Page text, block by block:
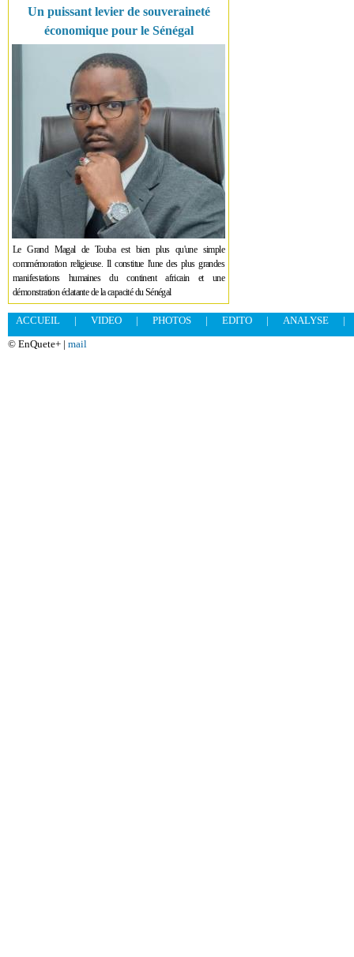
Un puissant levier de souveraineté
économique pour le Sénégal
Le Grand Magal de Touba est bien plus qu'une simple
commémoration religieuse. Il constitue l'une des plus grandes
manifestations humaines du continent africain et une
démonstration éclatante de la capacité du Sénégal
ACCUEIL | VIDEO | PHOTOS | EDITO | ANALYSE
|
© EnQuete+ | mail